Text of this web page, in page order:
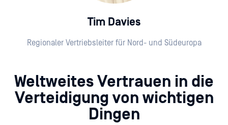
Tim Davies
Regionaler Vertriebsleiter für Nord- und Südeuropa
Weltweites Vertrauen in die
Verteidigung von wichtigen
Dingen